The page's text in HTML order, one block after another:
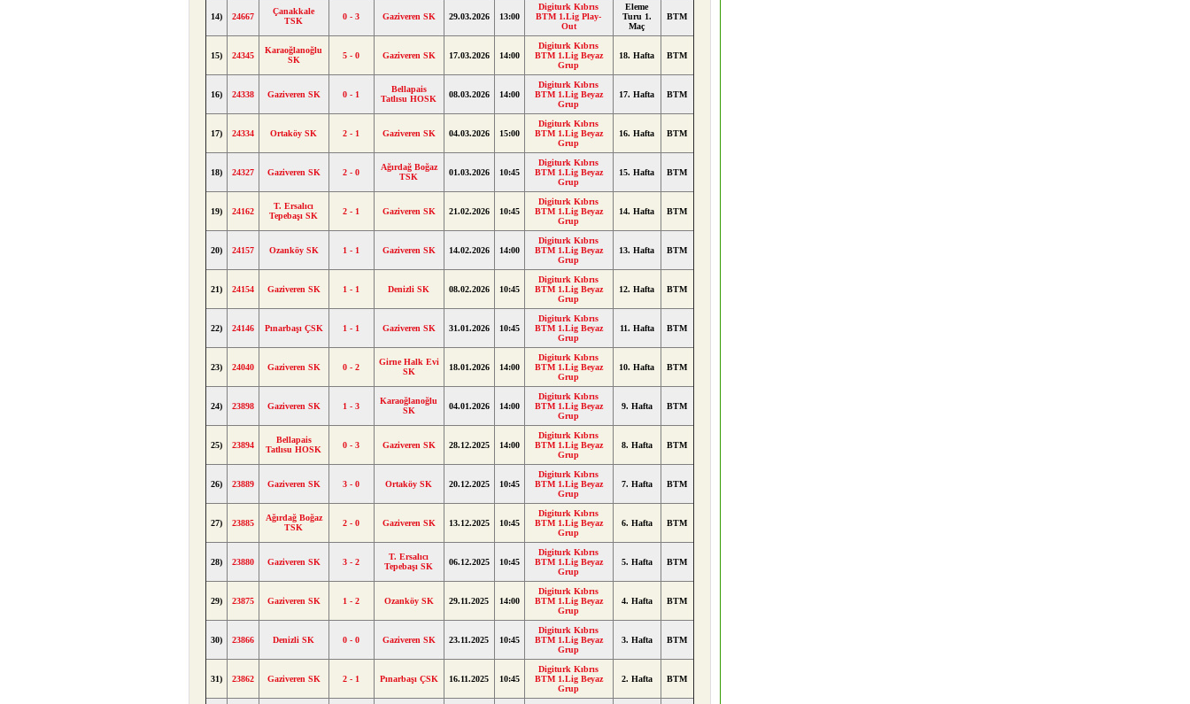
14) 24667
Çanakkale
TSK
0 - 3 Gaziveren SK 29.03.2026 13:00
Digiturk Kıbrıs
BTM 1.Lig Play-
Out
Eleme
Turu 1.
Maç
BTM
15) 24345
Karaoğlanoğlu
SK
5 - 0 Gaziveren SK 17.03.2026 14:00
Digiturk Kıbrıs
BTM 1.Lig Beyaz
Grup
18. Hafta BTM
16) 24338 Gaziveren SK 0 - 1
Bellapais
Tatlısu HOSK
08.03.2026 14:00
Digiturk Kıbrıs
BTM 1.Lig Beyaz
Grup
17. Hafta BTM
17) 24334 Ortaköy SK 2 - 1 Gaziveren SK 04.03.2026 15:00
Digiturk Kıbrıs
BTM 1.Lig Beyaz
Grup
16. Hafta BTM
18) 24327 Gaziveren SK 2 - 0
Ağırdağ Boğaz
TSK
01.03.2026 10:45
Digiturk Kıbrıs
BTM 1.Lig Beyaz
Grup
15. Hafta BTM
19) 24162
T. Ersalıcı
Tepebaşı SK
2 - 1 Gaziveren SK 21.02.2026 10:45
Digiturk Kıbrıs
BTM 1.Lig Beyaz
Grup
14. Hafta BTM
20) 24157 Ozanköy SK 1 - 1 Gaziveren SK 14.02.2026 14:00
Digiturk Kıbrıs
BTM 1.Lig Beyaz
Grup
13. Hafta BTM
21) 24154 Gaziveren SK 1 - 1 Denizli SK 08.02.2026 10:45
Digiturk Kıbrıs
BTM 1.Lig Beyaz
Grup
12. Hafta BTM
22) 24146 Pınarbaşı ÇSK 1 - 1 Gaziveren SK 31.01.2026 10:45
Digiturk Kıbrıs
BTM 1.Lig Beyaz
Grup
11. Hafta BTM
23) 24040 Gaziveren SK 0 - 2
Girne Halk Evi
SK
18.01.2026 14:00
Digiturk Kıbrıs
BTM 1.Lig Beyaz
Grup
10. Hafta BTM
24) 23898 Gaziveren SK 1 - 3
Karaoğlanoğlu
SK
04.01.2026 14:00
Digiturk Kıbrıs
BTM 1.Lig Beyaz
Grup
9. Hafta BTM
25) 23894
Bellapais
Tatlısu HOSK
0 - 3 Gaziveren SK 28.12.2025 14:00
Digiturk Kıbrıs
BTM 1.Lig Beyaz
Grup
8. Hafta BTM
26) 23889 Gaziveren SK 3 - 0 Ortaköy SK 20.12.2025 10:45
Digiturk Kıbrıs
BTM 1.Lig Beyaz
Grup
7. Hafta BTM
27) 23885
Ağırdağ Boğaz
TSK
2 - 0 Gaziveren SK 13.12.2025 10:45
Digiturk Kıbrıs
BTM 1.Lig Beyaz
Grup
6. Hafta BTM
28) 23880 Gaziveren SK 3 - 2
T. Ersalıcı
Tepebaşı SK
06.12.2025 10:45
Digiturk Kıbrıs
BTM 1.Lig Beyaz
Grup
5. Hafta BTM
29) 23875 Gaziveren SK 1 - 2 Ozanköy SK 29.11.2025 14:00
Digiturk Kıbrıs
BTM 1.Lig Beyaz
Grup
4. Hafta BTM
30) 23866 Denizli SK 0 - 0 Gaziveren SK 23.11.2025 10:45
Digiturk Kıbrıs
BTM 1.Lig Beyaz
Grup
3. Hafta BTM
31) 23862 Gaziveren SK 2 - 1 Pınarbaşı ÇSK 16.11.2025 10:45
Digiturk Kıbrıs
BTM 1.Lig Beyaz
Grup
2. Hafta BTM